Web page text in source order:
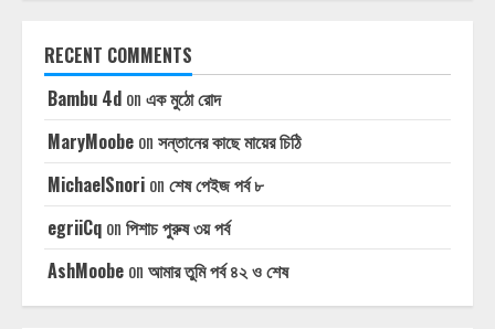
RECENT COMMENTS
Bambu 4d on এক মুঠো রোদ
MaryMoobe on সন্তানের কাছে মায়ের চিঠি
MichaelSnori on শেষ পেইজ পর্ব ৮
egriiCq on পিশাচ পুরুষ ৩য় পর্ব
AshMoobe on আমার তুমি পর্ব ৪২ ও শেষ